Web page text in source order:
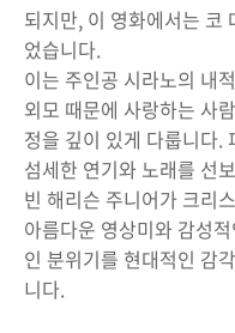
되지만, 이 영화에서는 코
었습니다.
이는 주인공 시라노의 내
외모 때문에 사랑하는 사
정을 깊이 있게 다룹니다.
섬세한 연기와 노래를 선
빈 해리슨 주니어가 크리
아름다운 영상미와 감성
인 분위기를 현대적인 감
니다.